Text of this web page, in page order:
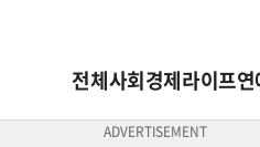
전체사회경제라이프